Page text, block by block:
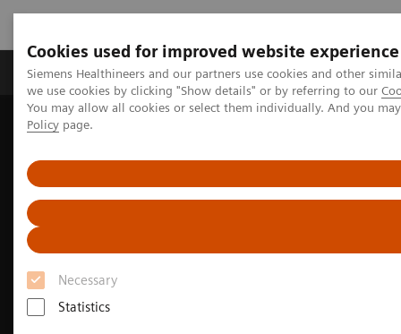
Cookies used for improved website experience
Siemens Healthineers and our partners use cookies and other
we use cookies by clicking "Show details" or by referring to our
You may allow all cookies or select them individually. And you
Policy page.
Necessary
Statistics
Productos y servicios Especialidades Clínicas
Siemens Healthineers Latinoamérica
FALP: 70 años transformando el
cáncer en esperanza
Conversaciones que transforman la salud
en América Latina